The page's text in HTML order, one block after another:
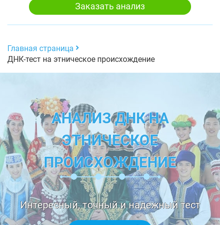
Заказать анализ
Главная страница
ДНК-тест на этническое происхождение
АНАЛИЗ ДНК НА
ЭТНИЧЕСКОЕ
ПРОИСХОЖДЕНИЕ
Интересный, точный и надежный тест